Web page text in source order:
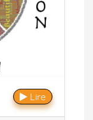
Lire